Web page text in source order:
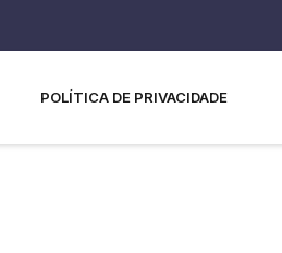
POLÍTICA DE PRIVACIDADE